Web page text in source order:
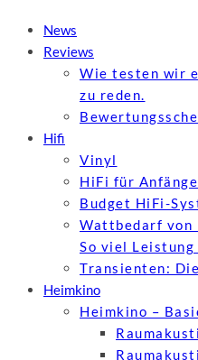
News
Reviews
Wie testen wir
zu reden.
Hifi
Vinyl
HiFi für
Budget HiFi-
Wattbedarf von
So viel
Transienten:
Heimkino
Heimkino –